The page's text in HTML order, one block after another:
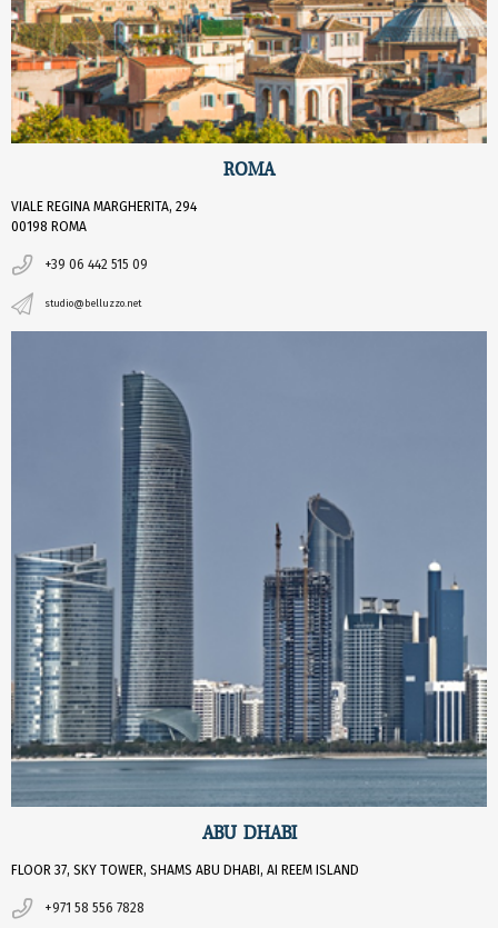
ROMA
VIALE REGINA MARGHERITA, 294
00198 ROMA
+39 06 442 515 09
studio@belluzzo.net
ABU DHABI
FLOOR 37, SKY TOWER, SHAMS ABU DHABI, AI REEM ISLAND
+971 58 556 7828